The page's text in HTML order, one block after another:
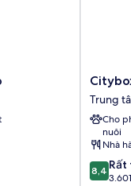
Citybox
Oslo
Trung
tâm
Thành
phố
Oslo
Trung
Cho
nuôi
Nhà
8.4
trên
8,4 Rất